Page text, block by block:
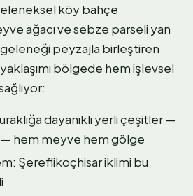
köy bahçe
ağacı ve sebze parseli yan
peyzajla birleştiren
bölgede hem işlevsel
dayanıklı yerli çeşitler —
— hem meyve hem gölge
Şereflikoçhisar iklimi bu